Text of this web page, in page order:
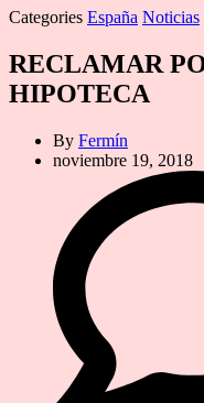
Categories España Noticias
RECLAMAR
HIPOTECA
By Fermín
noviembre 19, 2018